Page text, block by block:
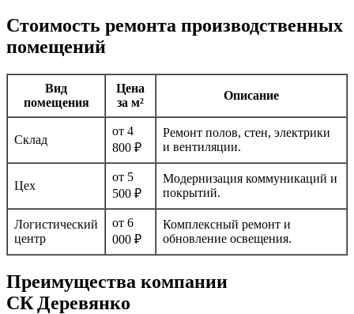
Стоимость ремонта производственных
помещений
Вид
помещения
Цена
за м²
Описание
Склад
от 4
800 ₽
Ремонт полов, стен, электрики
и вентиляции.
Цех
от 5
500 ₽
Модернизация коммуникаций и
покрытий.
Логистический
центр
от 6
000 ₽
Комплексный ремонт и
обновление освещения.
Преимущества компании
СК Деревянко